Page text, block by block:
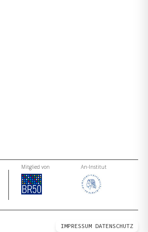
Mitglied von An-Institut
IMPRESSUM DATENSCHUTZ